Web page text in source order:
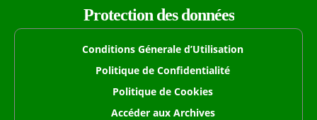
Protection des données
Conditions Génerale d’Utilisation
Politique de Confidentialité
Politique de Cookies
Accéder aux Archives